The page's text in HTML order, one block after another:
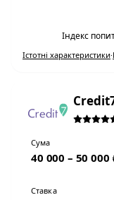
Індекс
Істотні характеристики·
Сума
40 000 – 50 000
Ставка